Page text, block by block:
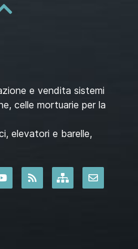
e vendita sistemi
celle mortuarie per la
elevatori e barelle,